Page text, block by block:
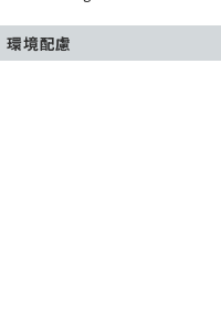
環境配慮